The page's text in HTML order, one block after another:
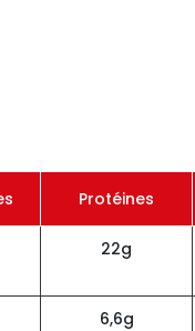
Protéines
22g
6,6g